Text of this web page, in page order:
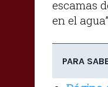
escamas
en el agua”.
PARA